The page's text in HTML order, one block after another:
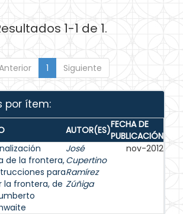
1-1 de 1.
1 Siguiente
por ítem:
AUTOR(ES)FECHA DE
PUBLICACIÓN
de la frontera,
para
la frontera, de
José
Cupertino
Ramírez
Zúñiga
nov-2012